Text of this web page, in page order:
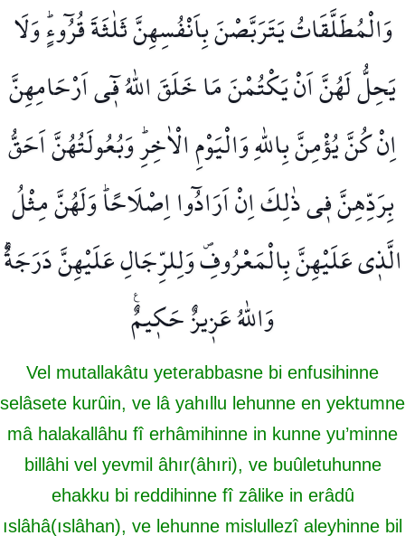
وَالْمُطَلَّقَاتُ يَتَرَبَّصْنَ بِاَنْفُسِهِنَّ ثَلٰثَةَ قُرُٓوءٍۜ وَلَا
يَحِلُّ لَهُنَّ اَنْ يَكْتُمْنَ مَا خَلَقَ اللّٰهُ ف۪ٓي اَرْحَامِهِنَّ
اِنْ كُنَّ يُؤْمِنَّ بِاللّٰهِ وَالْيَوْمِ الْاٰخِرِۜ وَبُعُولَتُهُنَّ اَحَقُّ
بِرَدِّهِنَّ ف۪ي ذٰلِكَ اِنْ اَرَادُٓوا اِصْلَاحًاۜ وَلَهُنَّ مِثْلُ
الَّذ۪ي عَلَيْهِنَّ بِالْمَعْرُوفِۖ وَلِلرِّجَالِ عَلَيْهِنَّ دَرَجَةٌۜ
وَاللّٰهُ عَز۪يزٌ حَك۪يمٌ۟
Vel mutallakâtu yeterabbasne bi enfusihinne
selâsete kurûin, ve lâ yahıllu lehunne en yektumne
mâ halakallâhu fî erhâmihinne in kunne yu’minne
billâhi vel yevmil âhır(âhıri), ve buûletuhunne
ehakku bi reddihinne fî zâlike in erâdû
ıslâhâ(ıslâhan), ve lehunne mislullezî aleyhinne bil